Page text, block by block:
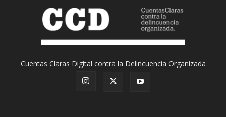
Cuentas Claras Digital contra la Delincuencia Organizada